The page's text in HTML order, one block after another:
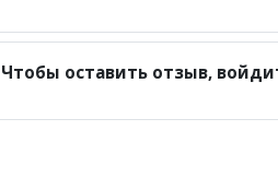
Чтобы оставить отзыв,